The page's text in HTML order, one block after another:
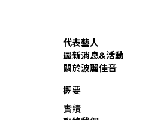
代表藝人
最新消息&活動
關於波麗佳音
概要
實績